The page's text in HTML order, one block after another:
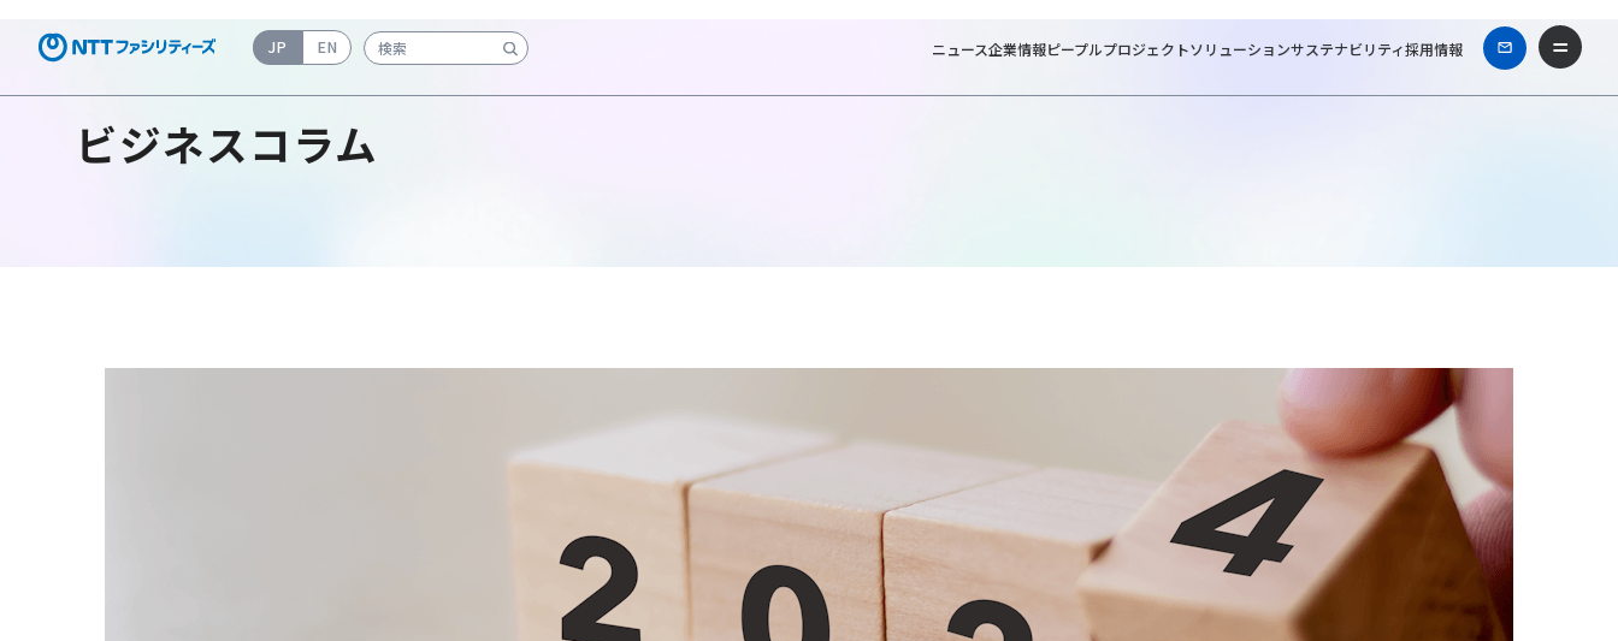
JP EN
検索キーワード入力 ニュース企業情報ピープルプロジェクトソリューションサステナビリティ採用情報
ビジネスコラム